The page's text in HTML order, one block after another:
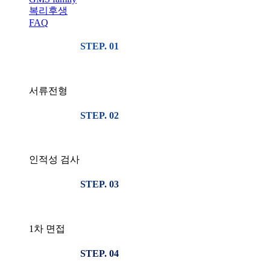
복리후생
FAQ
STEP. 01
서류전형
STEP. 02
인적성 검사
STEP. 03
1차 면접
STEP. 04